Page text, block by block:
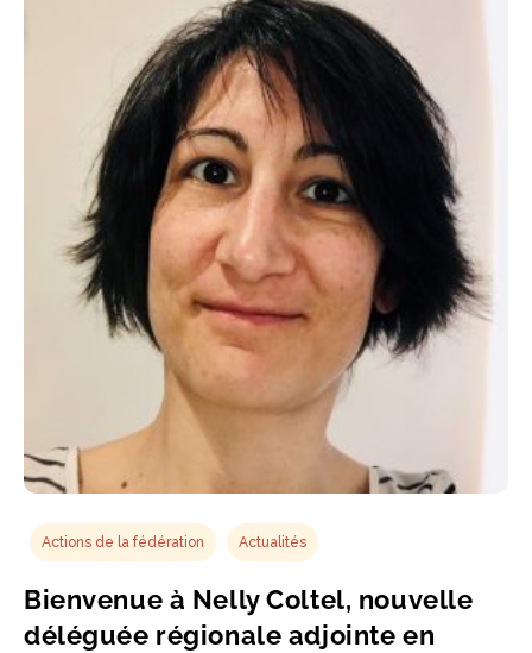
Actions de la fédération Actualités
Bienvenue à Nelly Coltel, nouvelle
déléguée régionale adjointe en